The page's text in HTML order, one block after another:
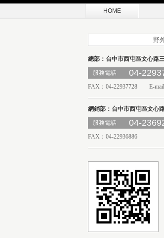
HOME
野
總部：台中市西屯區文心路
服務電話
04-
FAX：04-22937728 E-mail
網銷部：台中市西屯區文心
服務電話
04-
FAX：04-22936886